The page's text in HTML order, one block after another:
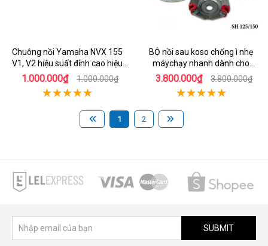
Chuông nồi Yamaha NVX 155
V1, V2 hiệu suất đỉnh cao hiệu
Koso
1.000.000₫ 1.000.000₫
BỘ nồi sau koso chống ì nhẹ
máychạy nhanh dành cho
honda Sh 150
3.800.000₫ 3.800.000₫
1 2
SUBMIT